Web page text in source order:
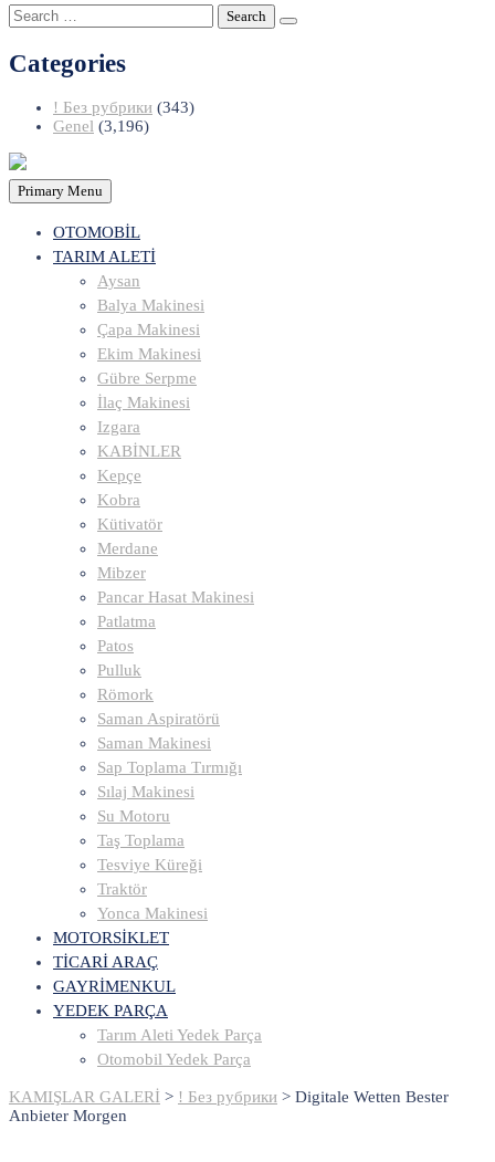
Search
for:
Categories
! Без рубрики (343)
Genel (3,196)
Primary Menu
OTOMOBİL
TARIM ALETİ
Aysan
Balya Makinesi
Çapa Makinesi
Ekim Makinesi
Gübre Serpme
İlaç Makinesi
Izgara
KABİNLER
Kepçe
Kobra
Kütivatör
Merdane
Mibzer
Pancar Hasat Makinesi
Patlatma
Patos
Pulluk
Römork
Saman Aspiratörü
Saman Makinesi
Sap Toplama Tırmığı
Sılaj Makinesi
Su Motoru
Taş Toplama
Tesviye Küreği
Traktör
Yonca Makinesi
MOTORSİKLET
TİCARİ ARAÇ
GAYRİMENKUL
YEDEK PARÇA
Tarım Aleti Yedek Parça
Otomobil Yedek Parça
KAMIŞLAR GALERİ > ! Без рубрики > Digitale Wetten Bester
Anbieter Morgen